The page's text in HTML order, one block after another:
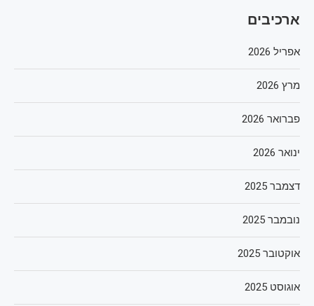
ארכיבים
אפריל 2026
מרץ 2026
פברואר 2026
ינואר 2026
דצמבר 2025
נובמבר 2025
אוקטובר 2025
אוגוסט 2025